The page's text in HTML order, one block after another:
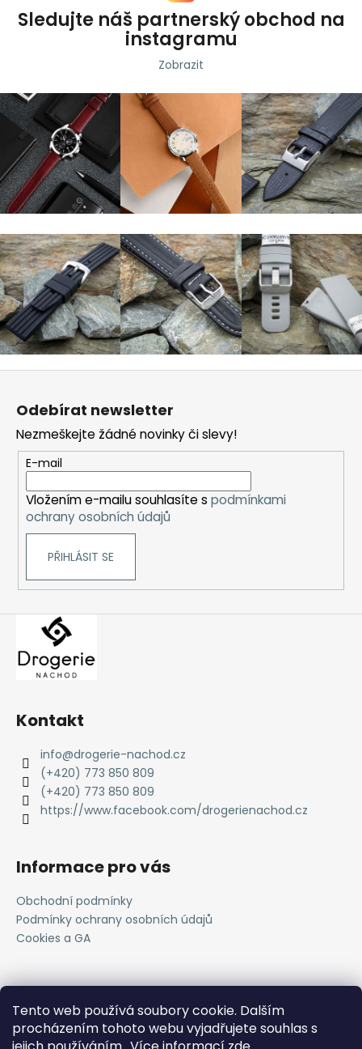
Tento web používá soubory cookie. Dalším
procházením tohoto webu vyjadřujete souhlas s
Sledujte náš partnerský obchod na
instagramu
Zobrazit
Odebírat newsletter
Nezmeškejte žádné novinky či slevy!
E-mail
Vložením e-mailu souhlasíte s podmínkami
ochrany osobních údajů
PŘIHLÁSIT SE
Kontakt
info@drogerie-nachod.cz
(+420) 773 850 809
(+420) 773 850 809
https://www.facebook.com/drogerienachod.cz
Informace pro vás
Obchodní podmínky
Podmínky ochrany osobních údajů
Cookies a GA
Novinky
Registrace do VOC systému